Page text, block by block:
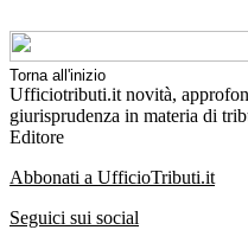
Torna all'inizio
Ufficiotributi.it novità,
giurisprudenza in materia di
Editore
Abbonati a UfficioTributi.it
Seguici sui social